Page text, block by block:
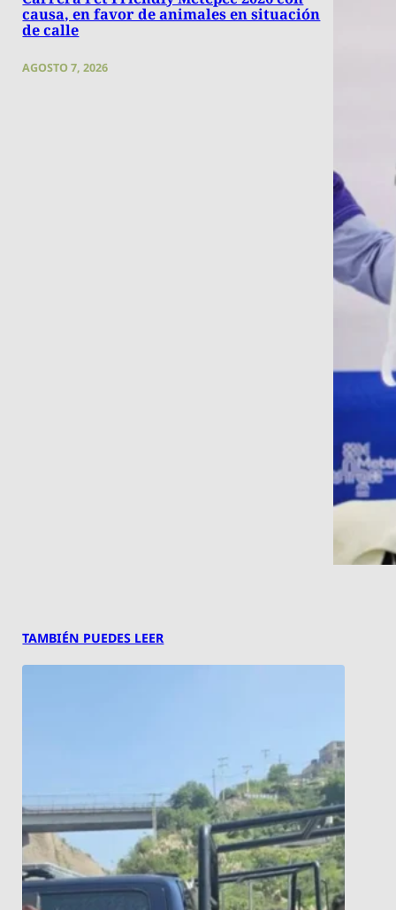
causa, en favor de animales en situación
de calle
AGOSTO 7, 2026
TAMBIÉN PUEDES LEER